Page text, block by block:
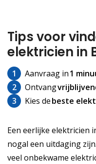
Tips voor
elektricien in
1 Aanvraag in1
2
Ontvang
3
Kies debeste
Een eerlijke elektricien
nogal een uitdaging
veel onbekwame